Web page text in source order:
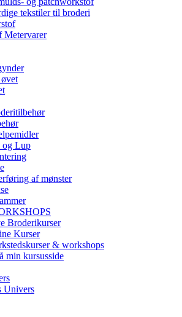
tekstiler til broderi
Metervarer
og Lup
af mønster
Broderikurser
Kurser
& workshops
min kursusside
Univers